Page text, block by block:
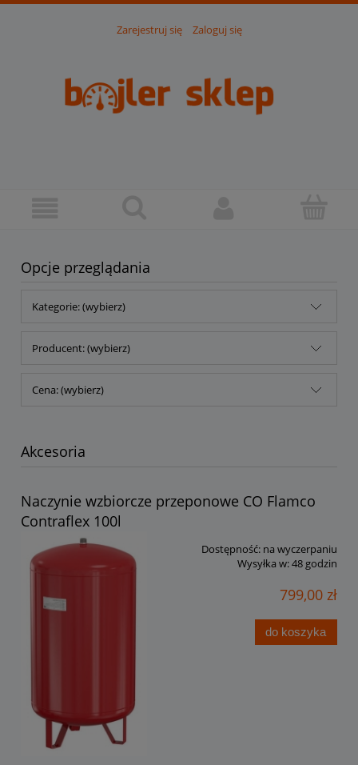
Zarejestruj się Zaloguj się
Opcje przeglądania
Kategorie: (wybierz)
Producent: (wybierz)
Cena: (wybierz)
Akcesoria
Naczynie wzbiorcze przeponowe CO Flamco
Contraflex 100l
Dostępność: na wyczerpaniu
Wysyłka w:48 godzin
799,00 zł
do koszyka